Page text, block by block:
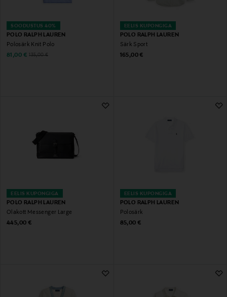
SOODUSTUS 40%
POLO RALPH LAUREN
Polosärk Knit Polo
Discounted Price
81,00 € Original Price
135,00 €
EELIS KUPONGIGA
POLO RALPH LAUREN
Särk Sport
Original Price
165,00 €
EELIS KUPONGIGA
POLO RALPH LAUREN
Õlakott Messenger Large
Original Price
445,00 €
EELIS KUPONGIGA
POLO RALPH LAUREN
Polosärk
Original Price
85,00 €